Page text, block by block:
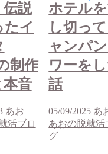
説
たイ
制作
音
あお
活ブロ
ホテル
し切っ
ャンパ
ワーを
話
05/09/2025 あ
あおの脱就活
グ